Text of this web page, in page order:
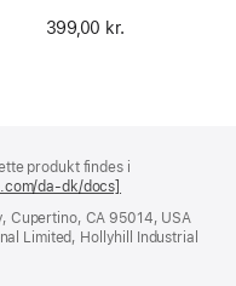
399,00 kr.
produkt findes i
da-dk/docs]
et
nyt
Cupertino, CA 95014, USA
Limited, Hollyhill Industrial